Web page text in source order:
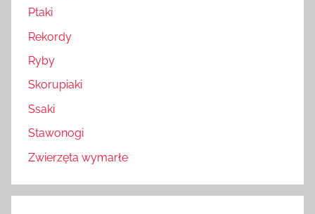
Ptaki
Rekordy
Ryby
Skorupiaki
Ssaki
Stawonogi
Zwierzęta wymarłe